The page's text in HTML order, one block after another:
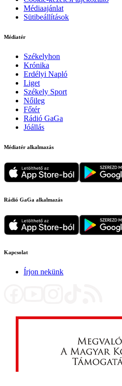
Médiaajánlat
Sütibeállítások
Médiatér
Székelyhon
Krónika
Erdélyi Napló
Liget
Székely Sport
Nőileg
Főtér
Rádió GaGa
Jóállás
Médiatér alkalmazás
Rádió GaGa alkalmazás
Kapcsolat
Írjon nekünk